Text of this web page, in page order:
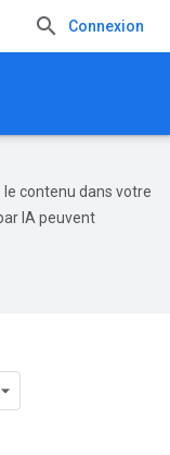
Connexion
contenu dans votre
IA peuvent